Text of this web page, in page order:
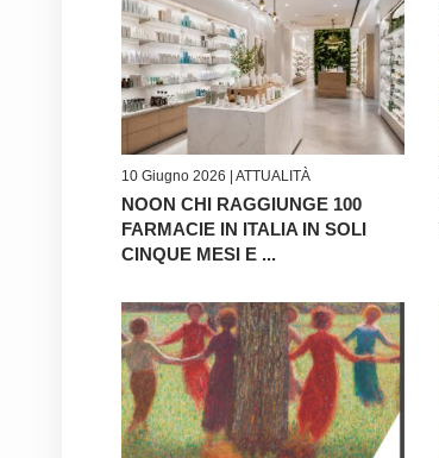
10 Giugno 2026 | ATTUALITÀ
NOON CHI RAGGIUNGE 100
FARMACIE IN ITALIA IN SOLI
CINQUE MESI E ...